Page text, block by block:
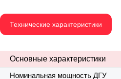
Технические характеристики
Основные характеристики
Номинальная мощность ДГУ